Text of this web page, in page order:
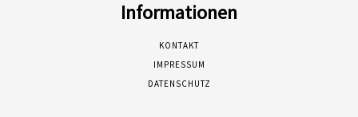
Informationen
KONTAKT
IMPRESSUM
DATENSCHUTZ